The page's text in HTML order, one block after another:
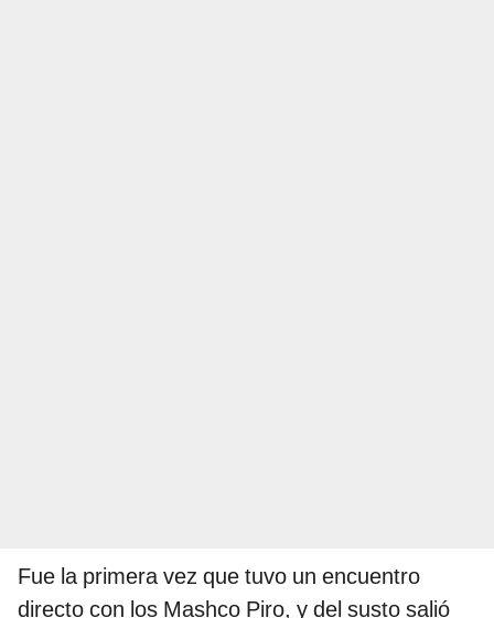
Fue la primera vez que tuvo un encuentro
directo con los Mashco Piro, y del susto salió